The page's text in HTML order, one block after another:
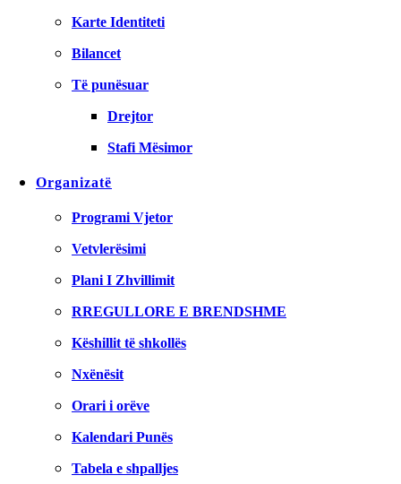
Karte Identiteti
Bilancet
Të punësuar
Drejtor
Stafi Mësimor
Organizatë
Programi Vjetor
Vetvlerësimi
Plani I Zhvillimit
RREGULLORE E BRENDSHME
Këshillit të shkollës
Nxënësit
Orari i orëve
Kalendari Punës
Tabela e shpalljes